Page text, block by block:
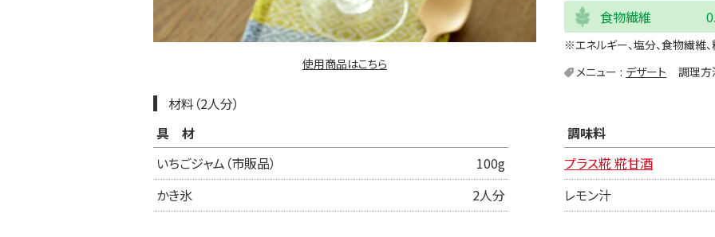
使用商品はこちら
食物繊維
※エネルギー、塩分、食物繊維
メニュー
デザート 調理方
材料（2人分）
具材
いちごジャム（市販品）
100g
かき氷
2人分
調味料
プラス糀 糀甘酒
レモン汁